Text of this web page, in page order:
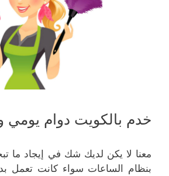
خدم بالكويت دوام
معنا لا يكن لديك شك في إيجاد ما
بنظام الساعات سواء كانت تعمل